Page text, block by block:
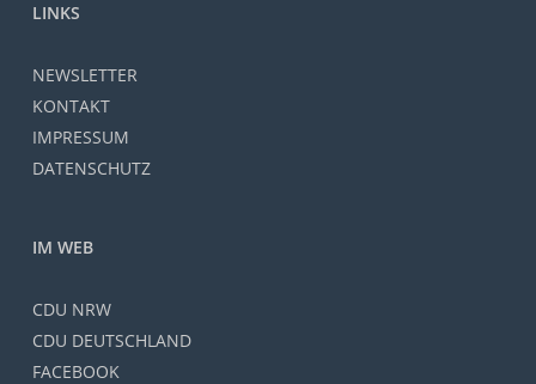
LINKS
NEWSLETTER
KONTAKT
IMPRESSUM
DATENSCHUTZ
IM WEB
CDU NRW
CDU DEUTSCHLAND
FACEBOOK